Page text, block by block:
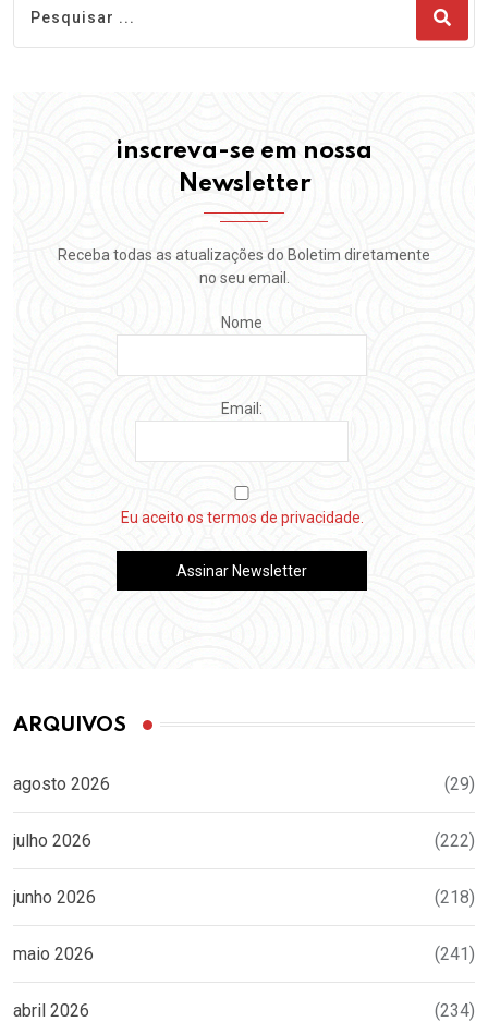
inscreva-se em nossa
Newsletter
Receba todas as atualizações do Boletim diretamente
no seu email.
Nome
Email:
Eu aceito os termos de privacidade.
ARQUIVOS
agosto 2026 (29)
julho 2026 (222)
junho 2026 (218)
maio 2026 (241)
abril 2026 (234)